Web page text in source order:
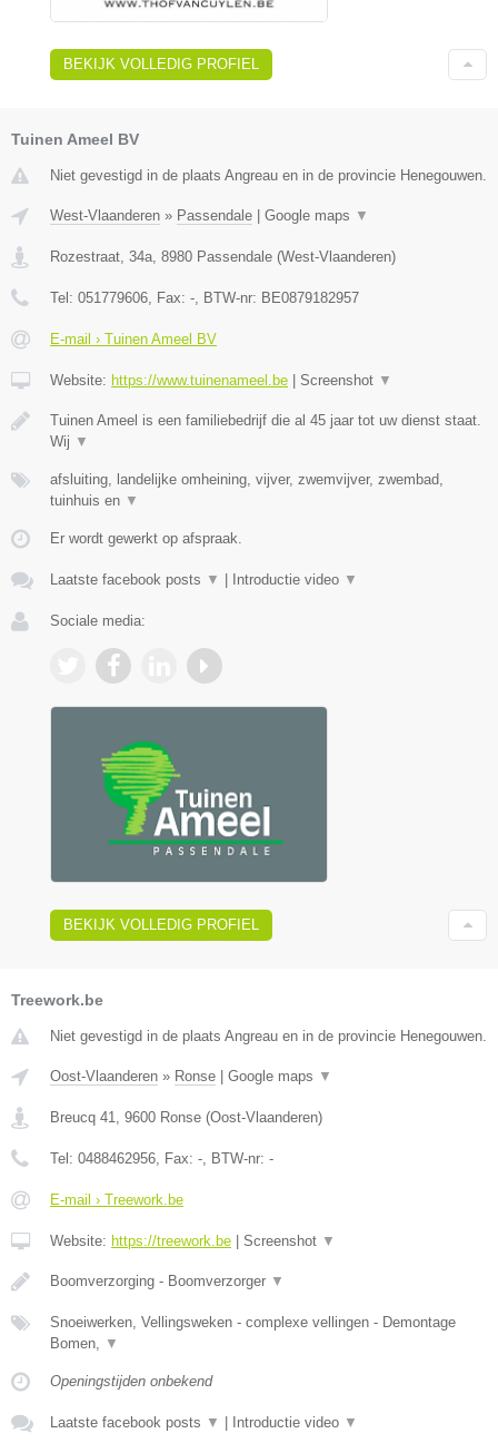
BEKIJK VOLLEDIG PROFIEL
Tuinen Ameel BV
Niet gevestigd in de plaats Angreau en in de provincie Henegouwen.
West-Vlaanderen » Passendale Google maps ▼
Rozestraat, 34a, 8980 Passendale (West-Vlaanderen)
Tel: 051779606, Fax: -, BTW-nr: BE0879182957
E-mail › Tuinen Ameel BV
Website: https://www.tuinenameel.be Screenshot ▼
Tuinen Ameel is een familiebedrijf die al 45 jaar tot uw dienst staat.
Wij ▼
afsluiting, landelijke omheining, vijver, zwemvijver, zwembad,
tuinhuis en ▼
Er wordt gewerkt op afspraak.
Laatste facebook posts ▼ Introductie video ▼
Sociale media:
BEKIJK VOLLEDIG PROFIEL
Treework.be
Niet gevestigd in de plaats Angreau en in de provincie Henegouwen.
Oost-Vlaanderen » Ronse Google maps ▼
Breucq 41 9600 Ronse (Oost-Vlaanderen)
Tel: 0488462956 , Fax: - , BTW-nr: -
E-mail › Treework.be
Website: https://treework.be Screenshot ▼
Boomverzorging - Boomverzorger ▼
Snoeiwerken, Vellingsweken - complexe vellingen - Demontage
Bomen,
▼
Openingstijden onbekend
Laatste facebook posts ▼ Introductie video ▼